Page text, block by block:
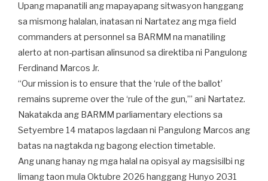
Upang mapanatili ang mapayapang sitwasyon hanggang
sa mismong halalan, inatasan ni Nartatez ang mga field
commanders at personnel sa BARMM na manatiling
alerto at non-partisan alinsunod sa direktiba ni Pangulong
Ferdinand Marcos Jr.
“Our mission is to ensure that the ‘rule of the ballot’
remains supreme over the ‘rule of the gun,’” ani Nartatez.
Nakatakda ang BARMM parliamentary elections sa
Setyembre 14 matapos lagdaan ni Pangulong Marcos ang
batas na nagtakda ng bagong election timetable.
Ang unang hanay ng mga halal na opisyal ay magsisilbi ng
limang taon mula Oktubre 2026 hanggang Hunyo 2031